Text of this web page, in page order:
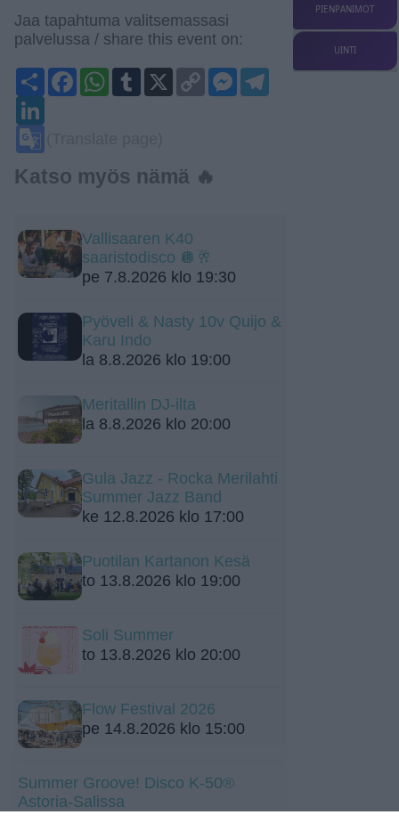
Jaa tapahtuma valitsemassasi
palvelussa / share this event on:
ShareFacebookWhatsApp
Tumblr
X
Copy
Link
Messenger
Telegram
Katso myös nämä 🔥
Vallisaaren K40
saaristodisco 🪩🥂
pe 7.8.2026 klo 19:30
Pyöveli & Nasty 10v Quijo &
Karu Indo
la 8.8.2026 klo 19:00
Meritallin DJ-ilta
la 8.8.2026 klo 20:00
Gula Jazz - Rocka Merilahti
Summer Jazz Band
ke 12.8.2026 klo 17:00
Puotilan Kartanon Kesä
to 13.8.2026 klo 19:00
Soli Summer
to 13.8.2026 klo 20:00
Flow Festival 2026
pe 14.8.2026 klo 15:00
Summer Groove! Disco K-50®
Astoria-Salissa
PIENPANIMOT
UINTI